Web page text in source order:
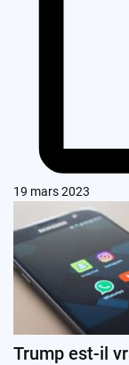
19 mars 2023
Trump est-il